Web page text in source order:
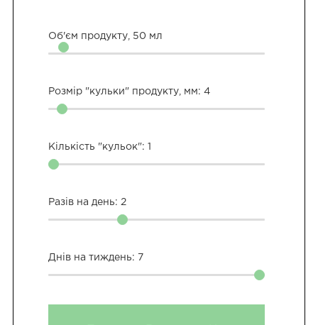
Об'єм продукту, 50 мл
Розмір "кульки" продукту, мм: 4
Кількість "кульок": 1
Разів на день: 2
Днів на тиждень: 7